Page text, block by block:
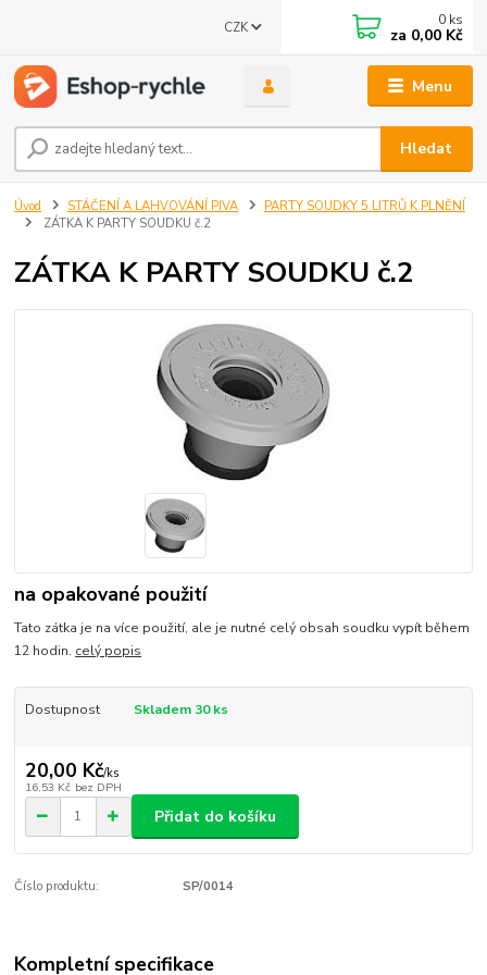
Menu
CZK
Hledat
0 ks
za 0,00 Kč
Úvod STÁČENÍ A LAHVOVÁNÍ PIVA
PARTY SOUDKY 5 LITRŮ K PLNĚNÍ
ZÁTKA K PARTY SOUDKU č.2
ZÁTKA K PARTY SOUDKU č.2
na opakované použití
Tato zátka je na více použití, ale je nutné celý obsah soudku vypít během
12 hodin. celý popis
Dostupnost Skladem 30 ks
20,00 Kč/ks
16,53 Kč bez DPH
Přidat do košíku
Číslo produktu: SP/0014
Kompletní specifikace